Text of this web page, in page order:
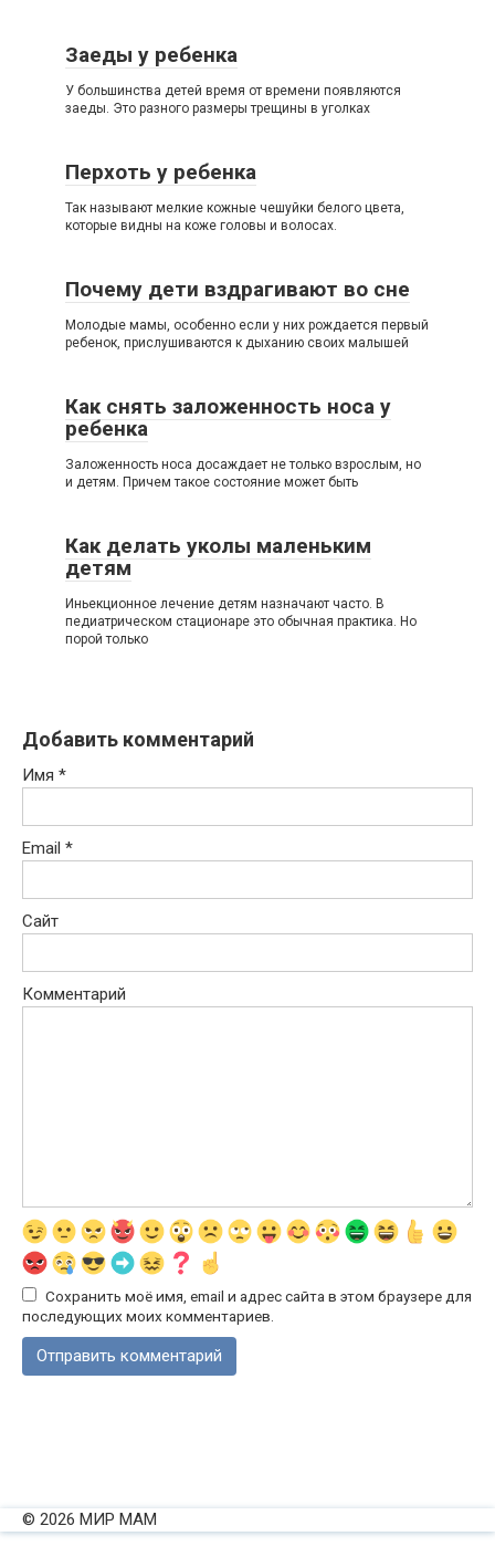
Заеды у ребенка
У большинства детей время от времени появляются
заеды. Это разного размеры трещины в уголках
Перхоть у ребенка
Так называют мелкие кожные чешуйки белого цвета,
которые видны на коже головы и волосах.
Почему дети вздрагивают во сне
Молодые мамы, особенно если у них рождается первый
ребенок, прислушиваются к дыханию своих малышей
Как снять заложенность носа у
ребенка
Заложенность носа досаждает не только взрослым, но
и детям. Причем такое состояние может быть
Как делать уколы маленьким
детям
Иньекционное лечение детям назначают часто. В
педиатрическом стационаре это обычная практика. Но
порой только
Добавить комментарий
Имя *
Email *
Сайт
Комментарий
Сохранить моё имя, email и адрес сайта в этом браузере для
последующих моих комментариев.
© 2026 МИР МАМ